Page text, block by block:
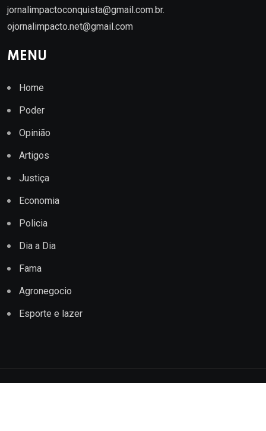
jornalimpactoconquista@gmail.com.br.
ojornalimpacto.net@gmail.com
MENU
Home
Poder
Opinião
Artigos
Justiça
Economia
Policia
Dia a Dia
Fama
Agronegocio
Esporte e lazer